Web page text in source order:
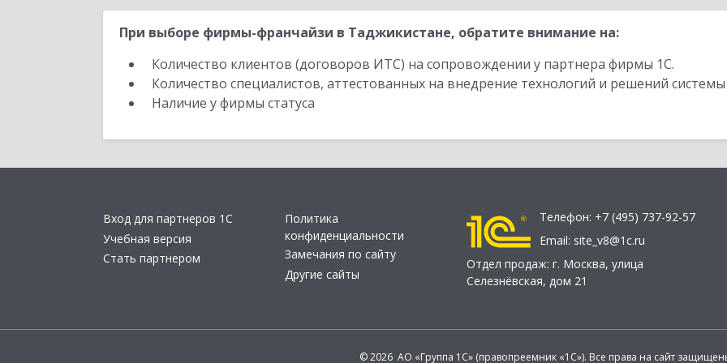
При выборе фирмы-франчайзи в Таджикистане, обратите внимание на:
Количество клиентов (договоров ИТС) на сопровождении у партнера фирмы 1С.
Количество специалистов, аттестованных на внедрение технологий и решений
Наличие у фирмы статуса
Вход для партнеров 1С
Учебная версия
Стать партнером
Политика
конфиденциальности
Замечания по сайту
Другие сайты
Телефон: +7 (495) 737-92-57
Email: site_v8@1c.ru
Отдел продаж: г. Москва, улица
Селезнёвская, дом 21
© 2026 АО «Группа 1С» (правопреемник «1С»). Все права на сайт